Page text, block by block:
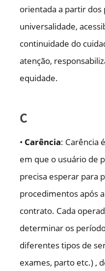
orientada a partir dos
universalidade,
continuidade do
atenção,
equidade.
C
• Carência: Carência
em que o usuário de
precisa esperar para
procedimentos após
contrato. Cada
determinar os
diferentes tipos de
exames, parto etc.) ,